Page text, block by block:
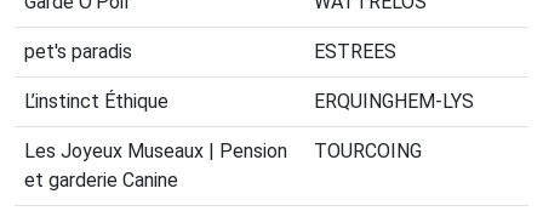
pet's paradis ESTREES
L’instinct Éthique ERQUINGHEM-LYS
Les Joyeux Museaux | Pension
et garderie Canine
TOURCOING